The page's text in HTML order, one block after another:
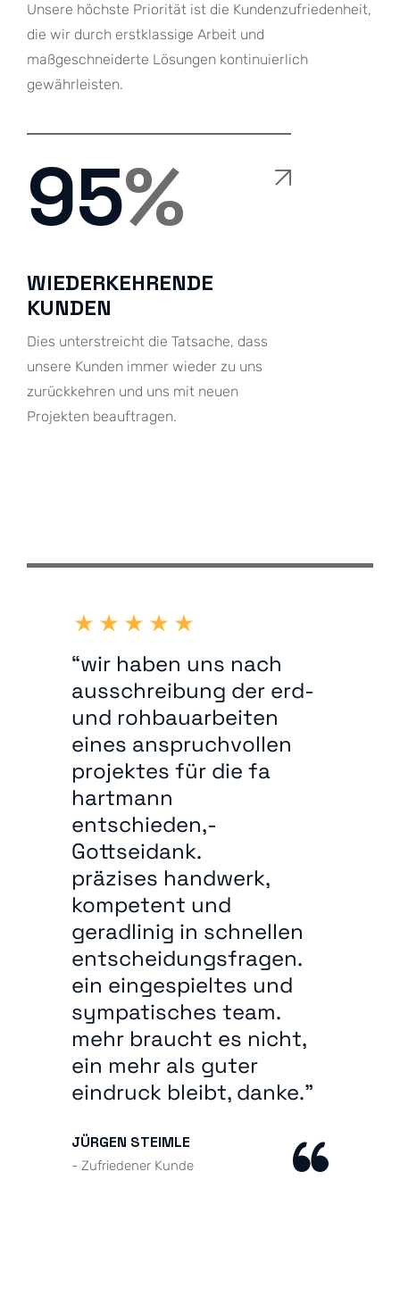
Unsere höchste Priorität ist die Kundenzufriedenheit,
die wir durch erstklassige Arbeit und
maßgeschneiderte Lösungen kontinuierlich
gewährleisten.
97%
WIEDERKEHRENDE
KUNDEN
Dies unterstreicht die Tatsache, dass
unsere Kunden immer wieder zu uns
zurückkehren und uns mit neuen
Projekten beauftragen.
“wir haben uns nach
ausschreibung der erd-
und rohbauarbeiten
eines anspruchvollen
projektes für die fa
hartmann
entschieden,-
Gottseidank.
präzises handwerk,
kompetent und
geradlinig in schnellen
entscheidungsfragen.
ein eingespieltes und
sympatisches team.
mehr braucht es nicht,
ein mehr als guter
eindruck bleibt, danke.”
JÜRGEN STEIMLE
- Zufriedener Kunde